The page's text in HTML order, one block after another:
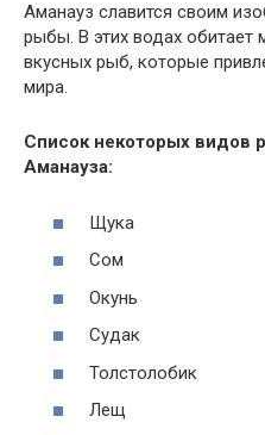
Аманауз славится своим
рыбы. В этих водах обитает
вкусных рыб, которые
мира.
Список некоторых видов
Аманауза:
Щука
Сом
Окунь
Судак
Толстолобик
Лещ